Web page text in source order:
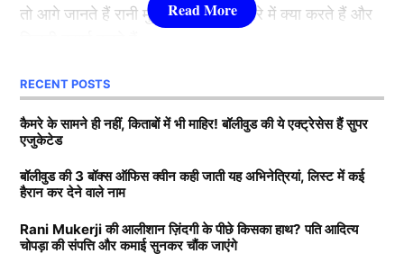
इस साल आईपीएल में एबी विलियर्स नहीं खेल रहे है लेकिन बेबी एबी
के नाम से साउथ अफ्रीका का यह 19 वर्षीय खिलाडी काफी चर्चा
3.श्रद्धा कपूर ( Shraddha Kapoor )
लिस्ट में तीसरे नंबर पर शक्ति कपूर की बेटी श्रद्धा कपूर मौजूद है.
उन्होंने कई हिट फिल्में की है. खूबसूरती के साथ फैंस श्रद्धा को
उनकी एक्टिंग की वजह से भी काफी पसंद करते हैं. उनकी
मासूमियत और सादगी सभी को पसंद आती है. वहीं, श्रद्धा ने अपने
करियर की शुरूआत 2010 में ‘तीन पत्ती’ (Teen Patti) फ़िल्म से
की थी. हालांकि, उनकी यह फिल्म बॉक्स ऑफिस पर कुछ खास
कमाई नहीं कर पाई. वहीं, साल 2013 में आई रोमांटिक फिल्म
तो आगे जानते हैं रानी मुखर्जी के पिता के बारे में क्या करते हैं और
Rani Mukerji के पति के पास कितनी
संपत्ति?
बता दें कि रानी मुखर्जी (Rani Mukerji) के पति का नाम आदित्य
चोपड़ा है. वह करोड़ों की संपत्ति के मालिक हैं. मीडिया रिपोर्ट्स का
दावा है कि आदित्य के पास 7200-7500 करोड़ की संपत्ति है. रानी
RECENT POSTS
कैमरे के सामने ही नहीं, किताबों में भी माहिर! बॉलीवुड की ये एक्ट्रेसेस हैं सुपर
एजुकेटेड
बॉलीवुड की 3 बॉक्स ऑफिस क्वीन कही जाती यह अभिनेत्रियां, लिस्ट में कई
हैरान कर देने वाले नाम
Rani Mukerji की आलीशान ज़िंदगी के पीछे किसका हाथ? पति आदित्य
चोपड़ा की संपत्ति और कमाई सुनकर चौंक जाएंगे